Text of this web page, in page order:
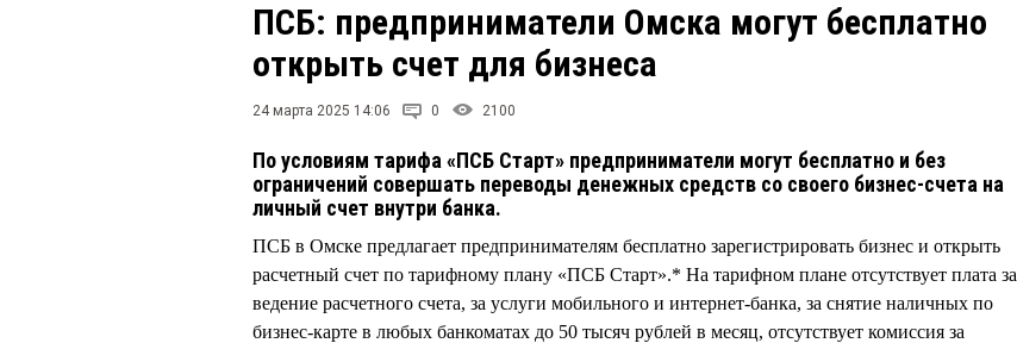
ПСБ: предприниматели Омска могут бесплатно
открыть счет для бизнеса
24 марта 2025 14:06 0 2100
По условиям тарифа «ПСБ Старт» предприниматели могут бесплатно и без
ограничений совершать переводы денежных средств со своего бизнес-счета на
личный счет внутри банка.
ПСБ в Омске предлагает предпринимателям бесплатно зарегистрировать бизнес и открыть
расчетный счет по тарифному плану «ПСБ Старт».* На тарифном плане отсутствует плата за
ведение расчетного счета, за услуги мобильного и интернет-банка, за снятие наличных по
бизнес-карте в любых банкоматах до 50 тысяч рублей в месяц, отсутствует комиссия за